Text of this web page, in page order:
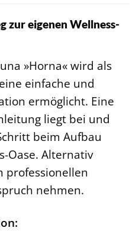
zur eigenen Wellness-
»Horna« wird als
einfache und
ermöglicht. Eine
liegt bei und
beim Aufbau
Oase. Alternativ
professionellen
nehmen.